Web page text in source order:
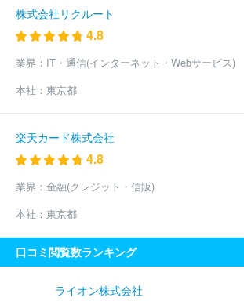
株式会社リクルート
4.8
業界： IT・通信(インターネット・Webサービス)
本社： 東京都
楽天カード株式会社
4.8
業界： 金融(クレジット・信販)
本社： 東京都
口コミ閲覧数ランキング
ライオン株式会社